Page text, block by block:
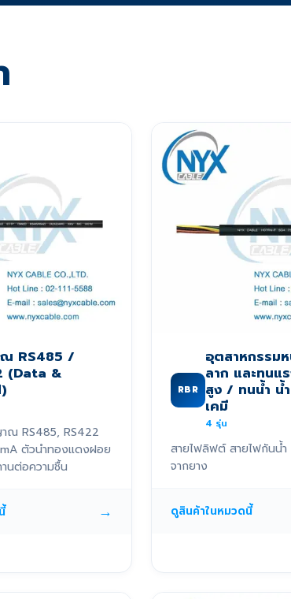
RS485 /
(Data &
ณ RS485, RS422
ตัวนำทองแดงฝอย
นต่อความชื้น
→
RBR
อุตสาหกรรม
ลาก และทนแ
สูง / ทนน้ำ น้
เคมี
4 รุ่น
สายไฟลิฟต์ สายไฟกันน้ำ
จากยาง
ดูสินค้าในหมวดนี้